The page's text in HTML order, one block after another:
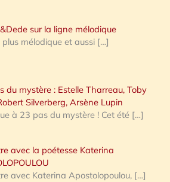
sur la ligne mélodique
plus mélodique et aussi […]
du mystère : Estelle Tharreau, Toby
Silverberg, Arsène Lupin
à 23 pas du mystère ! Cet été […]
avec la poétesse Katerina
avec Katerina Apostolopoulou, […]